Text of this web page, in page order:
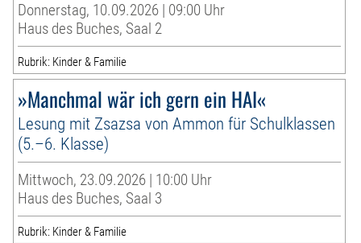
Donnerstag, 10.09.2026 | 09:00 Uhr
Haus des Buches, Saal 2
Rubrik: Kinder & Familie
»Manchmal wär ich gern ein HAI«
Lesung mit Zsazsa von Ammon für Schulklassen
(5.–6. Klasse)
Mittwoch, 23.09.2026 | 10:00 Uhr
Haus des Buches, Saal 3
Rubrik: Kinder & Familie